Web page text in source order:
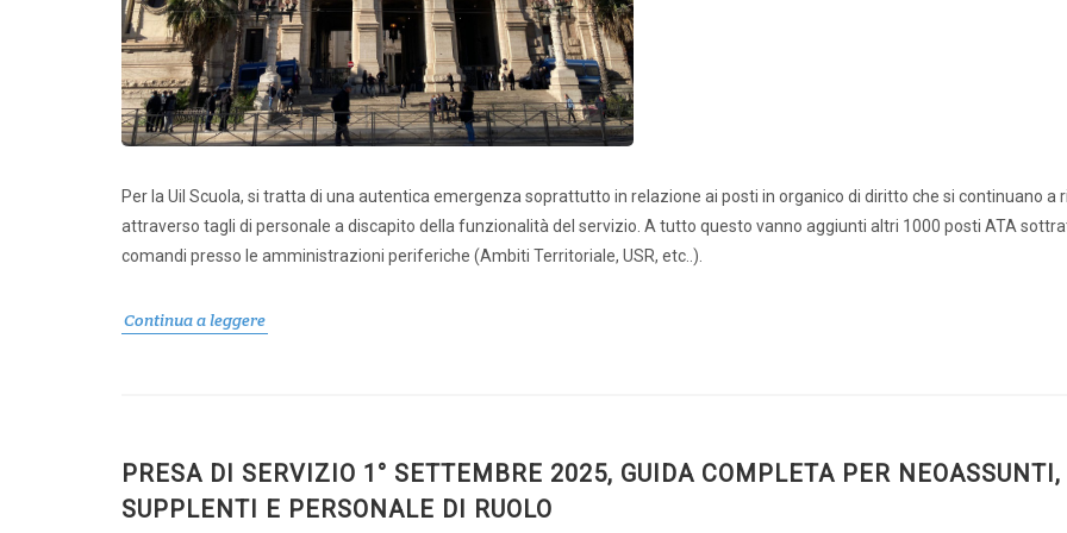
Per la Uil Scuola, si tratta di una autentica emergenza soprattutto in relazione ai posti in organico di diritto che si continuano a
attraverso tagli di personale a discapito della funzionalità del servizio. A tutto questo vanno aggiunti altri 1000 posti ATA
comandi presso le amministrazioni periferiche (Ambiti Territoriale, USR, etc..).
Continua a leggere
PRESA DI SERVIZIO 1° SETTEMBRE 2025, GUIDA COMPLETA PER NEOASSUNTI,
SUPPLENTI E PERSONALE DI RUOLO